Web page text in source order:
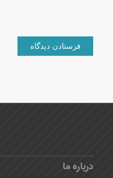
درباره ما